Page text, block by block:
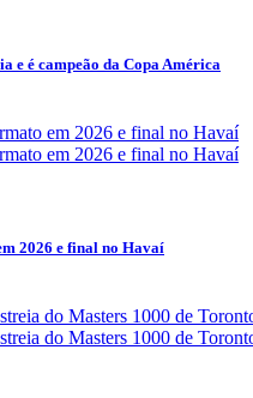
e é campeão da Copa América
2026 e final no Havaí